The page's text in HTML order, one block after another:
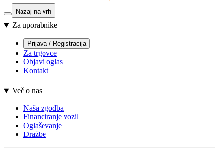
Nazaj na vrh
Za uporabnike
Prijava / Registracija
Za trgovce
Objavi oglas
Kontakt
Več o nas
Naša zgodba
Financiranje vozil
Oglaševanje
Dražbe